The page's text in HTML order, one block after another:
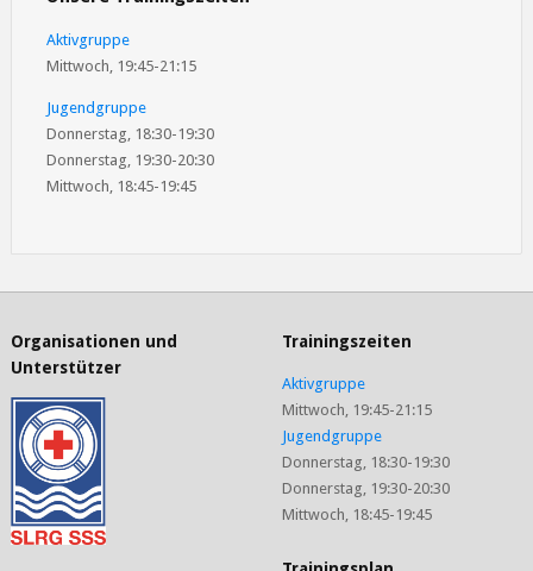
Aktivgruppe
Mittwoch, 19:45-21:15
Jugendgruppe
Donnerstag, 18:30-19:30
Donnerstag, 19:30-20:30
Mittwoch, 18:45-19:45
Organisationen und
Unterstützer
Trainingszeiten
Aktivgruppe
Mittwoch, 19:45-21:15
Jugendgruppe
Donnerstag, 18:30-19:30
Donnerstag, 19:30-20:30
Mittwoch, 18:45-19:45